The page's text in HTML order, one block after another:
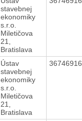
stavebnej
ekonomiky
s.r.o.
Miletičova
21,
Bratislava
Ústav
stavebnej
ekonomiky
s.r.o.
Miletičova
21,
Bratislava